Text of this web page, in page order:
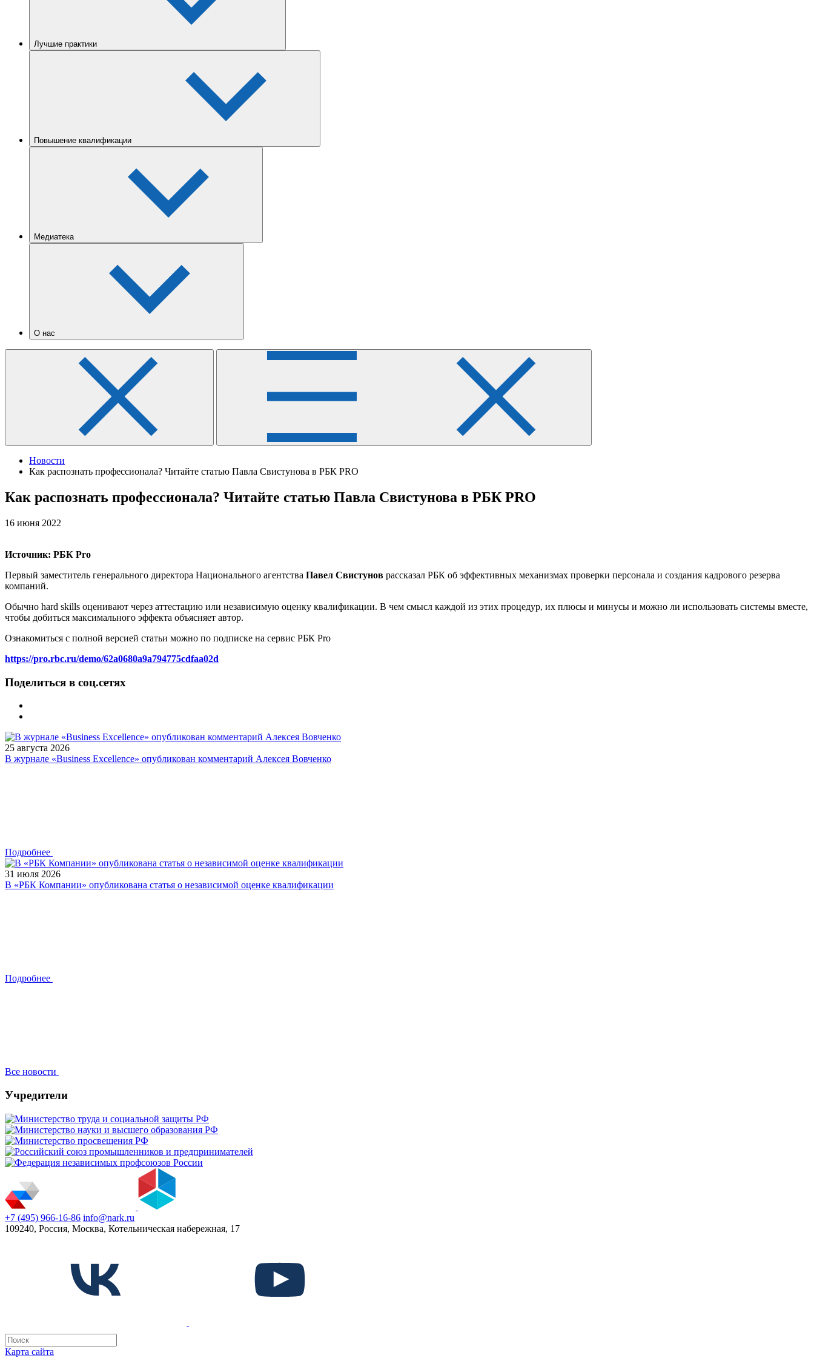
Лучшие практики
Повышение квалификации
Медиатека
О нас
Новости
Как распознать профессионала? Читайте статью Павла Свистунова в РБК PRO
Как распознать профессионала? Читайте статью Павла Свистунова в РБК PRO
16 июня 2022
Источник: РБК Pro
Первый заместитель генерального директора Национального агентства Павел Свистунов рассказал РБК об эффективных механизмах проверки персонала и создания кадрового резерва
компаний.
Обычно hard skills оценивают через аттестацию или независимую оценку квалификации. В чем смысл каждой из этих процедур, их плюсы и минусы и можно ли использовать системы вместе,
чтобы добиться максимального эффекта объясняет автор.
Ознакомиться с полной версией статьи можно по подписке на сервис РБК Pro
https://pro.rbc.ru/demo/62a0680a9a794775cdfaa02d
Поделиться в соц.сетях
25 августа 2026
В журнале «Business Excellence» опубликован комментарий Алексея Вовченко
Подробнее
31 июля 2026
В «РБК Компании» опубликована статья о независимой оценке квалификации
Подробнее
Все новости
Учредители
+7 (495) 966-16-86 info@nark.ru
109240, Россия, Москва, Котельническая набережная, 17
Карта сайта